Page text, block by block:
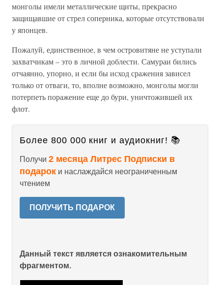
монголы имели металлические щиты, прекрасно
защищавшие от стрел соперника, которые отсутствовали
у японцев.
Пожалуй, единственное, в чем островитяне не уступали
захватчикам – это в личной доблести. Самураи бились
отчаянно, упорно, и если бы исход сражения зависел
только от отваги, то, вполне возможно, монголы могли
потерпеть поражение еще до бури, уничтожившей их
флот.
Более 800 000 книг и аудиокниг! 📚
Получи 2 месяца Литрес Подписки в
подарок и наслаждайся неограниченным
чтением
ПОЛУЧИТЬ ПОДАРОК
Данный текст является ознакомительным
фрагментом.